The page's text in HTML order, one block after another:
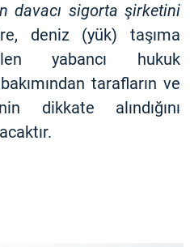
davacı sigorta şirketini
deniz (yük) taşıma
yabancı hukuk
tarafların ve
dikkate alındığını